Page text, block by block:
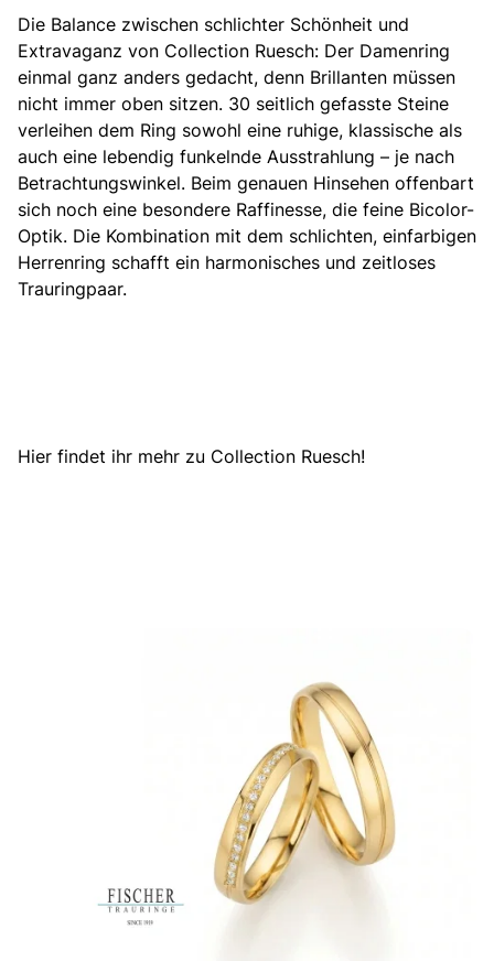
Die Balance zwischen schlichter Schönheit und
Extravaganz von Collection Ruesch: Der Damenring
einmal ganz anders gedacht, denn Brillanten müssen
nicht immer oben sitzen. 30 seitlich gefasste Steine
verleihen dem Ring sowohl eine ruhige, klassische als
auch eine lebendig funkelnde Ausstrahlung – je nach
Betrachtungswinkel. Beim genauen Hinsehen offenbart
sich noch eine besondere Raffinesse, die feine Bicolor-
Optik. Die Kombination mit dem schlichten, einfarbigen
Herrenring schafft ein harmonisches und zeitloses
Trauringpaar.
Hier findet ihr mehr zu Collection Ruesch!